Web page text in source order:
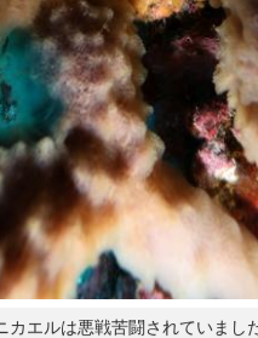
カエルは悪戦苦闘されていました